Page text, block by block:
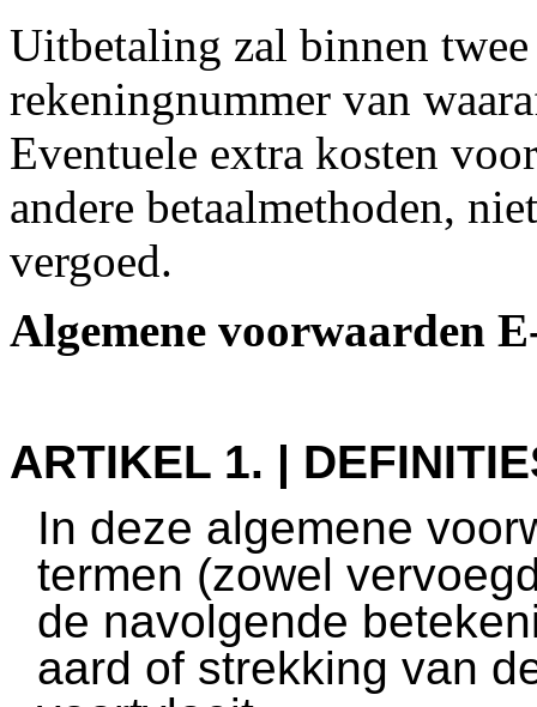
Uitbetaling zal binnen
rekeningnummer van
Eventuele extra kosten
andere betaalmethoden,
vergoed.
Algemene voorwaarden
ARTIKEL 1. |
In deze algemene
termen (zowel
de navolgende
aard of strekking van